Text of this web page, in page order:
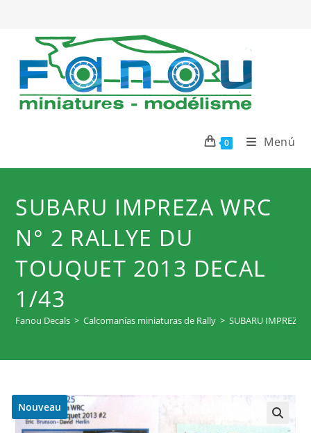
contenido
0 Menú
SUBARU IMPREZA WRC
N° 2 RALLYE DU
TOUQUET 2013 DECAL
1/43
Fanou Decals > Calcomanías miniaturas de Rally > SUBARU IMPREZA
Nouveau